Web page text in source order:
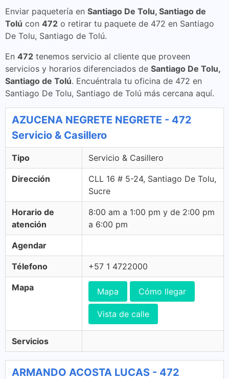
Enviar paquetería en Santiago De Tolu, Santiago de
Tolú con 472 o retirar tu paquete de 472 en Santiago
De Tolu, Santiago de Tolú.
En 472 tenemos servicio al cliente que proveen
servicios y horarios diferenciados de Santiago De Tolu,
Santiago de Tolú. Encuéntrala tu oficina de 472 en
Santiago De Tolu, Santiago de Tolú más cercana aquí.
AZUCENA NEGRETE NEGRETE - 472
Servicio & Casillero
Tipo Servicio & Casillero
Dirección
CLL 16 # 5-24, Santiago De Tolu,
Sucre
Horario de
atención
8:00 am a 1:00 pm y de 2:00 pm
a 6:00 pm
Agendar
Télefono +57 1 4722000
Mapa Mapa Cómo llegar
Vista de calle
Servicios
ARMANDO ACOSTA LUCAS - 472